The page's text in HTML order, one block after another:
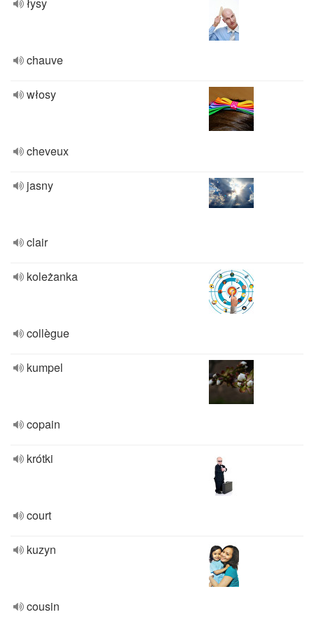
chauve
włosy
cheveux
jasny
clair
koleżanka
collègue
kumpel
copain
krótki
court
kuzyn
cousin